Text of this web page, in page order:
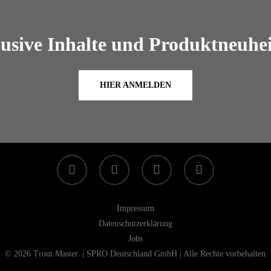
Inhalte und
HIER ANMELDEN
facebook linkedin youtube instagram
Impressum
Datenschutzerklärung
Jobs
© 2026 Trout Master. | SPRO Deutschland GmbH | Alle Rechte vorbehalten